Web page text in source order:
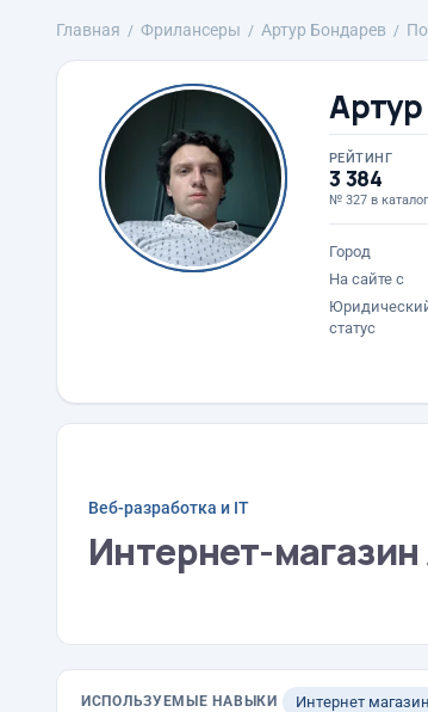
Главная Фрилансеры Артур Бондарев
РЕЙТИНГ
3 384
№ 327 в
Город
На сайте с
статус
Веб-разработка и IT
Интернет-магазин
ИСПОЛЬЗУЕМЫЕ НАВЫКИ Интернет магазин